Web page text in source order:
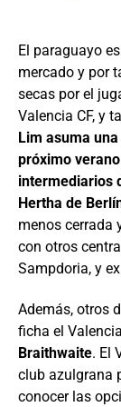
El paraguayo
mercado y por
secas por el
Valencia CF, y
Lim asuma
próximo
intermediarios
Hertha de
menos cerrada
con otros
Sampdoria, y
Además, otros
ficha el
Braithwaite. El
club azulgrana
conocer las